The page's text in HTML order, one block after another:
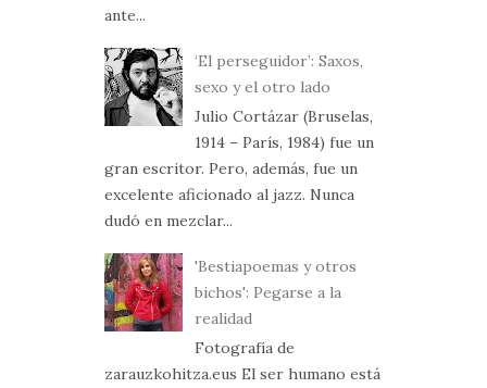
ante...
‘El perseguidor’: Saxos,
sexo y el otro lado
Julio Cortázar (Bruselas,
1914 – París, 1984) fue un
gran escritor. Pero, además, fue un
excelente aficionado al jazz. Nunca
dudó en mezclar...
'Bestiapoemas y otros
bichos': Pegarse a la
realidad
Fotografía de
zarauzkohitza.eus El ser humano está